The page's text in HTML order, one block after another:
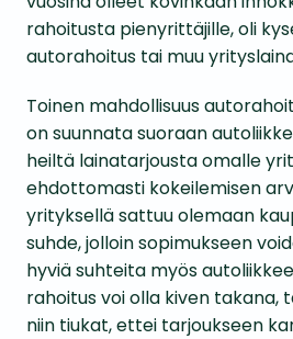
rahoitusta pienyrittäjille, oli
autorahoitus tai muu
Toinen mahdollisuus
on suunnata suoraan
heiltä lainatarjousta omalle
ehdottomasti kokeilemisen
yrityksellä sattuu olemaan
suhde, jolloin sopimukseen
hyviä suhteita myös
rahoitus voi olla kiven takana,
niin tiukat, ettei tarjoukseen